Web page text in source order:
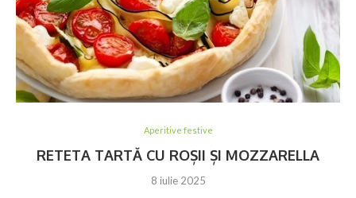
Aperitive festive
RETETA TARTĂ CU ROȘII ȘI MOZZARELLA
8 iulie 2025